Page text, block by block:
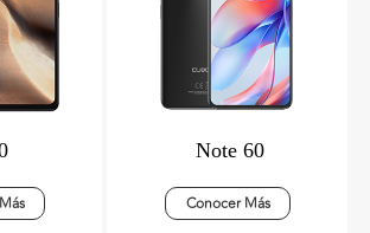
Note 60
Conocer Más